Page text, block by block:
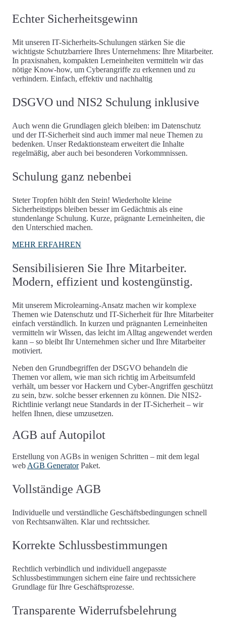
Echter Sicherheitsgewinn
Mit unseren IT-Sicherheits-Schulungen stärken Sie die
wichtigste Schutzbarriere Ihres Unternehmens: Ihre Mitarbeiter.
In praxisnahen, kompakten Lerneinheiten vermitteln wir das
nötige Know-how, um Cyberangriffe zu erkennen und zu
verhindern. Einfach, effektiv und nachhaltig
DSGVO und NIS2 Schulung inklusive
Auch wenn die Grundlagen gleich bleiben: im Datenschutz
und der IT-Sicherheit sind auch immer mal neue Themen zu
bedenken. Unser Redaktionsteam erweitert die Inhalte
regelmäßig, aber auch bei besonderen Vorkommnissen.
Schulung ganz nebenbei
Steter Tropfen höhlt den Stein! Wiederholte kleine
Sicherheitstipps bleiben besser im Gedächtnis als eine
stundenlange Schulung. Kurze, prägnante Lerneinheiten, die
den Unterschied machen.
MEHR ERFAHREN
Sensibilisieren Sie Ihre Mitarbeiter.
Modern, effizient und kostengünstig.
Mit unserem Microlearning-Ansatz machen wir komplexe
Themen wie Datenschutz und IT-Sicherheit für Ihre Mitarbeiter
einfach verständlich. In kurzen und prägnanten Lerneinheiten
vermitteln wir Wissen, das leicht im Alltag angewendet werden
kann – so bleibt Ihr Unternehmen sicher und Ihre Mitarbeiter
motiviert.
Neben den Grundbegriffen der DSGVO behandeln die
Themen vor allem, wie man sich richtig im Arbeitsumfeld
verhält, um besser vor Hackern und Cyber-Angriffen geschützt
zu sein, bzw. solche besser erkennen zu können. Die NIS2-
Richtlinie verlangt neue Standards in der IT-Sicherheit – wir
helfen Ihnen, diese umzusetzen.
AGB auf Autopilot
Erstellung von AGBs in wenigen Schritten – mit dem legal
web AGB GeneratorPaket.
Vollständige AGB
Individuelle und verständliche Geschäftsbedingungen schnell
von Rechtsanwälten. Klar und rechtssicher.
Korrekte Schlussbestimmungen
Rechtlich verbindlich und individuell angepasste
Schlussbestimmungen sichern eine faire und rechtssichere
Grundlage für Ihre Geschäftsprozesse.
Transparente Widerrufsbelehrung